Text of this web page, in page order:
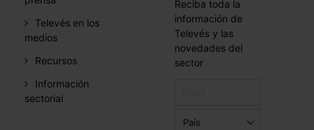
Televés en los
medios
Recursos
Información
sectorial
Reciba toda la
información de
Televés y las
novedades del
sector